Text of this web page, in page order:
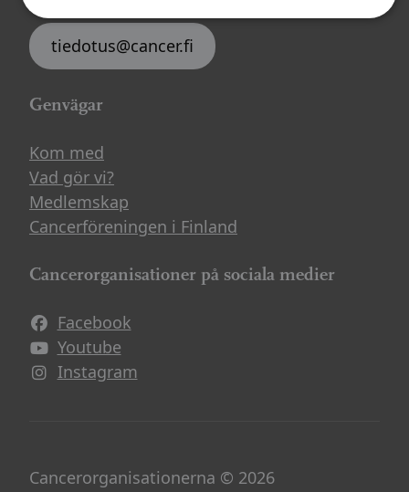
tiedotus@cancer.fi
Genvägar
Kom med
Vad gör vi?
Medlemskap
Cancerföreningen i Finland
Cancerorganisationer på sociala medier
Facebook
Avautuu uuteen ikkunaan
Youtube
Avautuu uuteen ikkunaan
Instagram
Avautuu uuteen ikkunaan
Cancerorganisationerna © 2026